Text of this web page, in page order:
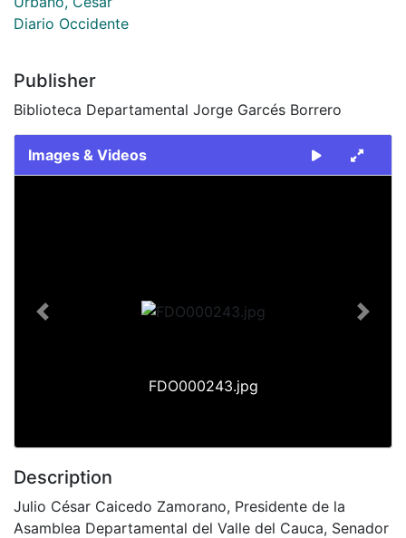
Diario Occidente
Publisher
Biblioteca Departamental Jorge Garcés Borrero
Images & Videos
FDO000243.jpg
Previous Next
Description
Julio César Caicedo Zamorano, Presidente de la
Asamblea Departamental del Valle del Cauca, Senador